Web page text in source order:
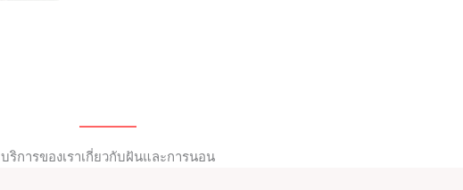
บริการของเราเกี่ยวกับฝันและการนอน